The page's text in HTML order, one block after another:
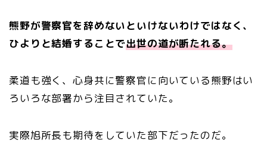
熊野が警察官を辞めないといけないわけではなく、
ひよりと結婚することで出世の道が断たれる。
柔道も強く、心身共に警察官に向いている熊野はい
ろいろな部署から注目されていた。
実際旭所長も期待をしていた部下だったのだ。